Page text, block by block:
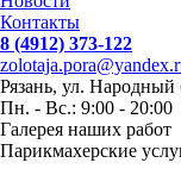
Контакты
8 (4912) 373-122
Рязань, ул. Народный
Пн. - Вс.: 9:00 - 20:00
Галерея наших работ
Парикмахерские